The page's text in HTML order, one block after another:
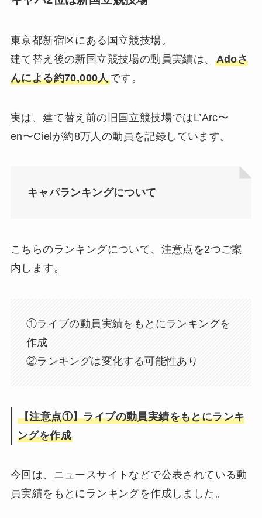
東京都新宿区にある国立競技場。
建て替え後の新国立競技場の動員実績は、 Adoさ
んによる約70,000人です。
実は、建て替え前の旧国立競技場ではL’Arc〜
en〜Cielが約8万人の動員を記録しています。
キャパランキングについて
こちらのランキングについて、注意点を2つご案
内します。
①ライブの動員実績をもとにランキングを
作成
②ランキングは変化する可能性あり
【注意点①】ライブの動員実績をもとにランキ
ングを作成
今回は、ニュースサイトなどで公表されている動
員実績をもとにランキングを作成しました。